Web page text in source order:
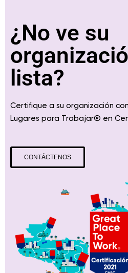
¿No ve su
lista?
Certifique a su organización
Lugares para Trabajar® en
CONTÁCTENOS